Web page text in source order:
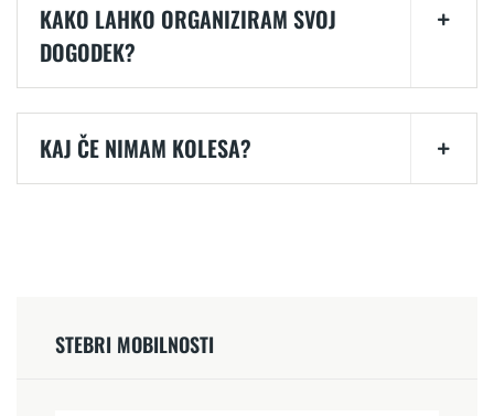
KAKO LAHKO ORGANIZIRAM SVOJ
DOGODEK?
KAJ ČE NIMAM KOLESA?
STEBRI MOBILNOSTI